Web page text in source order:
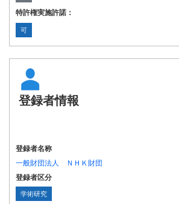
特許権実施許諾：
可
登録者情報
登録者名称
一般財団法人 ＮＨＫ財団
登録者区分
学術研究